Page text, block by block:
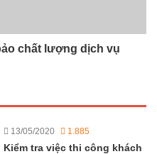
chất lượng dịch vụ
13/05/2020 1.885
Kiểm tra việc thi công khách